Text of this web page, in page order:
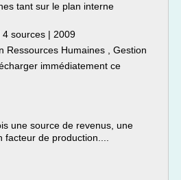
tant sur le plan interne
4 sources | 2009
Ressources Humaines , Gestion
immédiatement ce
une source de revenus, une
de production....